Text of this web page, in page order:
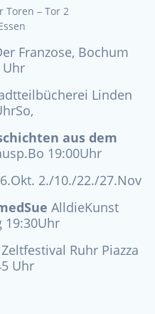
Toren – Tor 2
Franzose, Bochum
Uhr
Linden
So,
aus dem
19:00Uhr
2./10./22./27.Nov
AlldieKunst
19:30Uhr
Ruhr Piazza
Uhr